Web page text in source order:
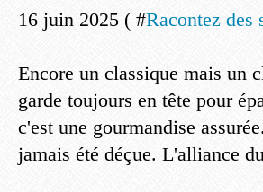
16 juin 2025 ( #Racontez des
Encore un classique mais un
garde toujours en tête pour
c'est une gourmandise
jamais été déçue. L'alliance